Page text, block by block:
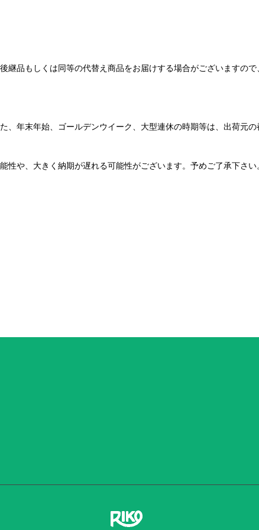
継品もしくは同等の代替え商品をお届けする場合がございますので
、年末年始、ゴールデンウイーク、大型連休の時期等は、出荷元の
や、大きく納期が遅れる可能性がございます。予めご了承下さい